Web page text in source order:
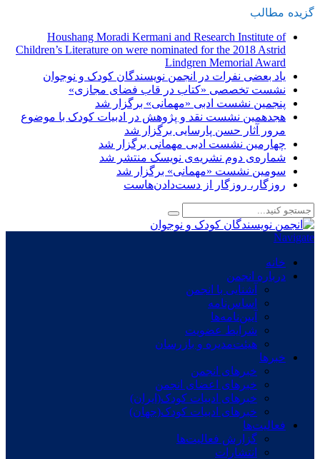
گزیده مطالب
Houshang Moradi Kermani and Research Institute of
Children’s Literature on were nominated for the 2018 Astrid
Lindgren Memorial Award
یاد بعضی نفرات در انجمن نویسندگان کودک و نوجوان
نشست تخصصی «کتاب در قاب فضای مجازی»
پنجمین نشست ادبی «مهمانی» برگزار شد
هجدهمین نشست نقد و پژوهش در ادبیات کودک با موضوع
مرور آثار حسن پارسایی برگزار شد
چهارمین نشست ادبی مهمانی برگزار شد
شماره‌ی دوم نشریه‌ی نویسک منتشر شد
سومین نشست «مهمانی» برگزار شد
روزگار، روزگار از دست‌دادن‌هاست
Navigate
خانه
درباره انجمن
آشنایی با انجمن
اساس‌نامه
آیین‌نامه‌ها
شرایط عضویت
هیئت‌مدیره و بازرسان
خبرها
خبرهای انجمن
خبرهای اعضای انجمن
خبرهای ادبیات کودک(ایران)
خبرهای ادبیات کودک(جهان)
فعالیت‌ها
گزارش فعالیت‌ها
انتشارات